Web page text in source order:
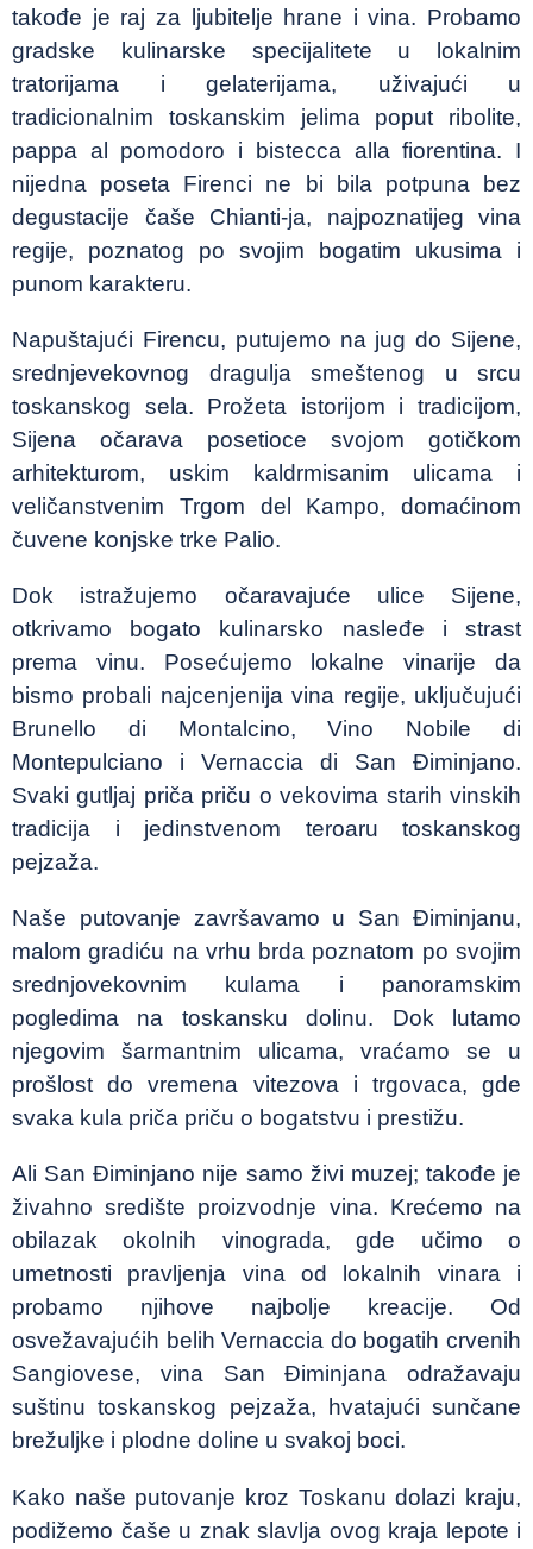
takođe je raj za ljubitelje hrane i vina. Probamo
gradske kulinarske specijalitete u lokalnim
tratorijama i gelaterijama, uživajući u
tradicionalnim toskanskim jelima poput ribolite,
pappa al pomodoro i bistecca alla fiorentina. I
nijedna poseta Firenci ne bi bila potpuna bez
degustacije čaše Chianti-ja, najpoznatijeg vina
regije, poznatog po svojim bogatim ukusima i
punom karakteru.
Napuštajući Firencu, putujemo na jug do Sijene,
srednjevekovnog dragulja smeštenog u srcu
toskanskog sela. Prožeta istorijom i tradicijom,
Sijena očarava posetioce svojom gotičkom
arhitekturom, uskim kaldrmisanim ulicama i
veličanstvenim Trgom del Kampo, domaćinom
čuvene konjske trke Palio.
Dok istražujemo očaravajuće ulice Sijene,
otkrivamo bogato kulinarsko nasleđe i strast
prema vinu. Posećujemo lokalne vinarije da
bismo probali najcenjenija vina regije, uključujući
Brunello di Montalcino, Vino Nobile di
Montepulciano i Vernaccia di San Điminjano.
Svaki gutljaj priča priču o vekovima starih vinskih
tradicija i jedinstvenom teroaru toskanskog
pejzaža.
Naše putovanje završavamo u San Điminjanu,
malom gradiću na vrhu brda poznatom po svojim
srednjovekovnim kulama i panoramskim
pogledima na toskansku dolinu. Dok lutamo
njegovim šarmantnim ulicama, vraćamo se u
prošlost do vremena vitezova i trgovaca, gde
svaka kula priča priču o bogatstvu i prestižu.
Ali San Điminjano nije samo živi muzej; takođe je
živahno središte proizvodnje vina. Krećemo na
obilazak okolnih vinograda, gde učimo o
umetnosti pravljenja vina od lokalnih vinara i
probamo njihove najbolje kreacije. Od
osvežavajućih belih Vernaccia do bogatih crvenih
Sangiovese, vina San Điminjana odražavaju
suštinu toskanskog pejzaža, hvatajući sunčane
brežuljke i plodne doline u svakoj boci.
Kako naše putovanje kroz Toskanu dolazi kraju,
podižemo čaše u znak slavlja ovog kraja lepote i